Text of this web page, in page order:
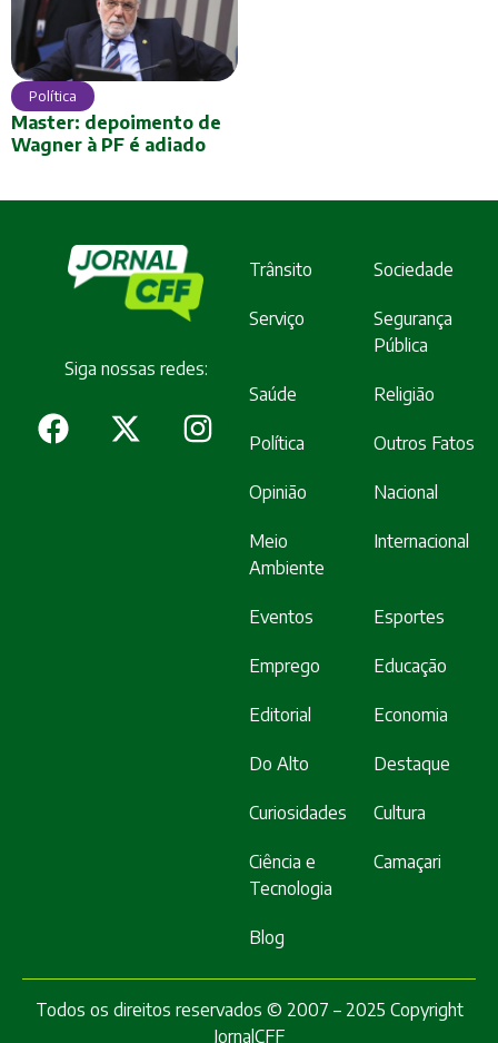
Política
Master: depoimento de
Wagner à PF é adiado
Siga nossas redes:
Trânsito Sociedade
Serviço
Segurança
Pública
Saúde Religião
Política Outros Fatos
Opinião Nacional
Meio
Ambiente
Internacional
Eventos Esportes
Emprego Educação
Editorial Economia
Do Alto Destaque
Curiosidades Cultura
Ciência e
Tecnologia
Camaçari
Blog
Todos os direitos reservados © 2007 – 2025 Copyright
JornalCFF